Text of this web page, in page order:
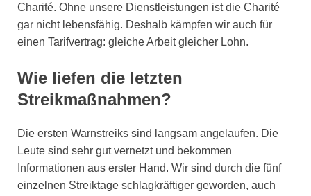
Charité. Ohne unsere Dienstleistungen ist die Charité
gar nicht lebensfähig. Deshalb kämpfen wir auch für
einen Tarifvertrag: gleiche Arbeit gleicher Lohn.
Wie liefen die letzten
Streikmaßnahmen?
Die ersten Warnstreiks sind langsam angelaufen. Die
Leute sind sehr gut vernetzt und bekommen
Informationen aus erster Hand. Wir sind durch die fünf
einzelnen Streiktage schlagkräftiger geworden, auch